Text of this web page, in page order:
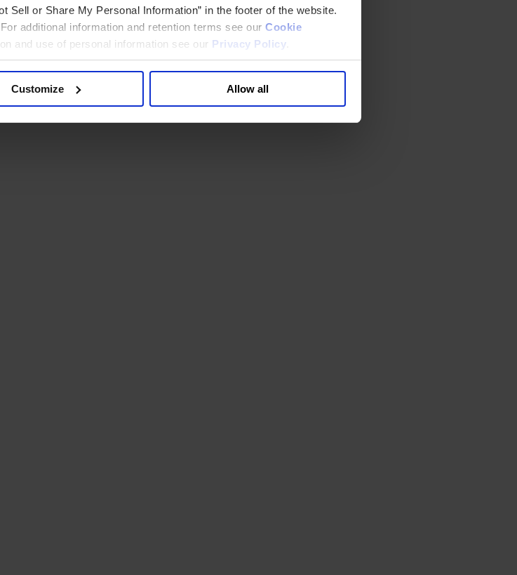
Sell or Share My Personal Information” in the footer of the website.
additional information and retention terms see our Cookie
and use of personal information see our Privacy Policy
Customize Allow all